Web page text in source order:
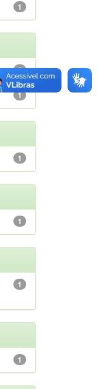
1
1
1
1
1
1
1